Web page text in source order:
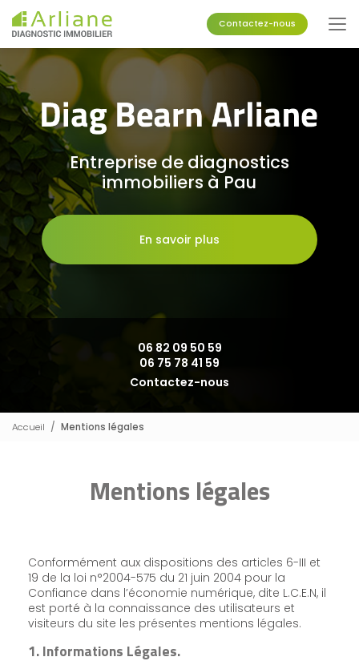
Aller
au
contenu
principal
Contactez-nous
Entreprise de diagnostics
immobiliers à Pau
En savoir plus
06 82 09 50 59
06 75 78 41 59
Contactez-nous
Accueil Mentions légales
Mentions légales
Conformément aux dispositions des articles 6-III et
19 de la loi n°2004-575 du 21 juin 2004 pour la
Confiance dans l’économie numérique, dite L.C.E.N, il
est porté à la connaissance des utilisateurs et
visiteurs du site les présentes mentions légales.
1. Informations Légales.